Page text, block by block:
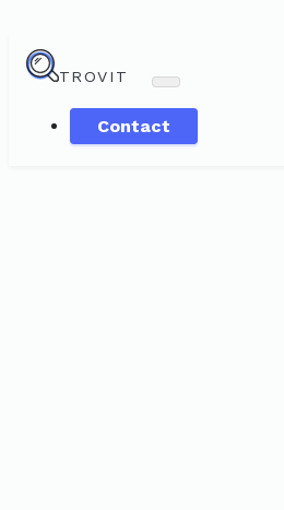
TROVIT
Contact